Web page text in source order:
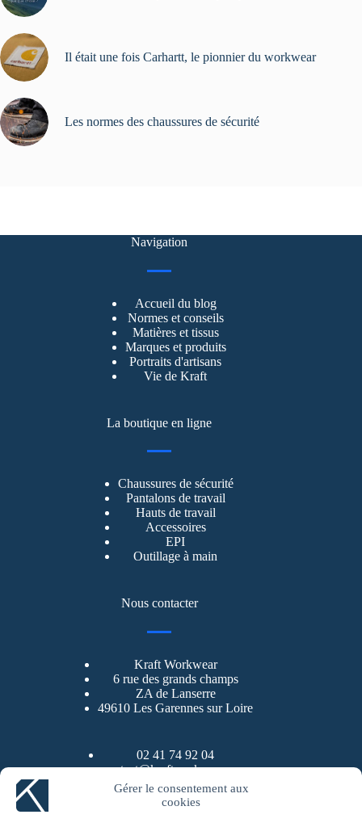
Gérer le consentement aux
cookies
Il était une fois Carhartt, le pionnier du workwear
Les normes des chaussures de sécurité
Navigation
Accueil du blog
Normes et conseils
Matières et tissus
Marques et produits
Portraits d'artisans
Vie de Kraft
La boutique en ligne
Chaussures de sécurité
Pantalons de travail
Hauts de travail
Accessoires
EPI
Outillage à main
Nous contacter
Kraft Workwear
6 rue des grands champs
ZA de Lanserre
49610 Les Garennes sur Loire
02 41 74 92 04
contact@kraftworkwear.com